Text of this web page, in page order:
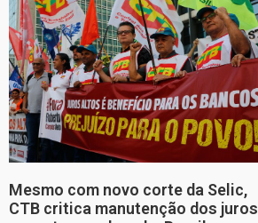
Mesmo com novo corte da Selic,
CTB critica manutenção dos juros